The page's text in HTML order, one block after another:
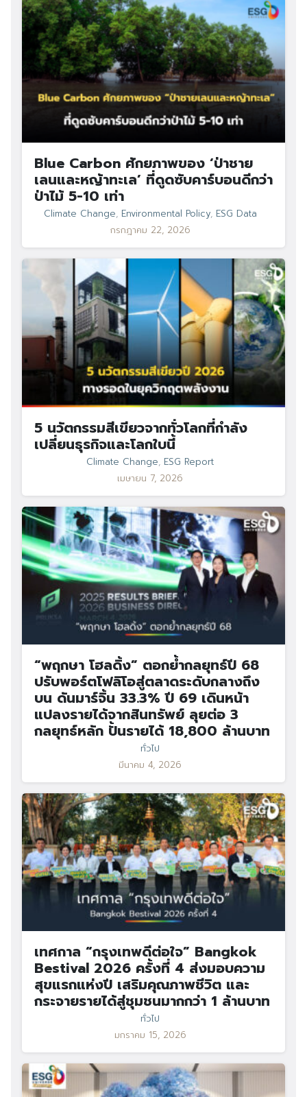
Search
Search
Blue Carbon ศักยภาพของ ‘ป่าชาย
เลนและหญ้าทะเล’ ที่ดูดซับคาร์บอนดีกว่า
ป่าไม้ 5-10 เท่า
Climate Change, Environmental Policy, ESG Data
กรกฎาคม 22, 2026
5 นวัตกรรมสีเขียวจากทั่วโลกที่กำลัง
เปลี่ยนธุรกิจและโลกใบนี้
Climate Change, ESG Report
เมษายน 7, 2026
“พฤกษา โฮลดิ้ง” ตอกย้ำกลยุทธ์ปี 68
ปรับพอร์ตโฟลิโอสู่ตลาดระดับกลางถึง
บน ดันมาร์จิ้น 33.3% ปี 69 เดินหน้า
แปลงรายได้จากสินทรัพย์ ลุยต่อ 3
กลยุทธ์หลัก ปั้นรายได้ 18,800 ล้านบาท
ทั่วไป
มีนาคม 4, 2026
เทศกาล “กรุงเทพดีต่อใจ” Bangkok
Bestival 2026 ครั้งที่ 4 ส่งมอบความ
สุขแรกแห่งปี เสริมคุณภาพชีวิต และ
กระจายรายได้สู่ชุมชนมากกว่า 1 ล้านบาท
ทั่วไป
มกราคม 15, 2026